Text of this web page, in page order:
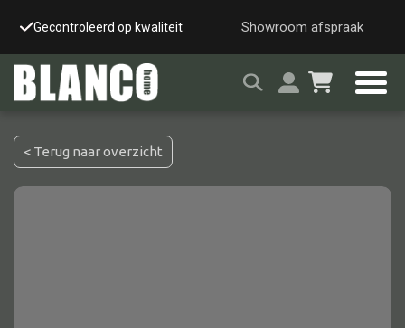
Gecontroleerd op kwaliteit Snelle & veilige
Showroom afspraak
< Terug naar overzicht